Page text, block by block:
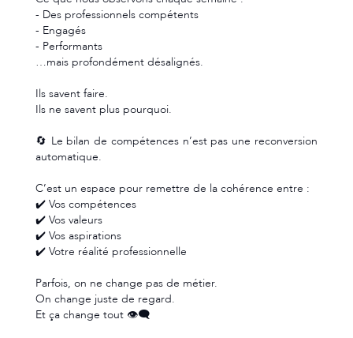
- Des professionnels compétents
- Engagés
- Performants
…mais profondément désalignés.
Ils savent faire.
Ils ne savent plus pourquoi.
🔄 Le bilan de compétences n’est pas une reconversion
automatique.
C’est un espace pour remettre de la cohérence entre :
✔️ Vos compétences
✔️ Vos valeurs
✔️ Vos aspirations
✔️ Votre réalité professionnelle
Parfois, on ne change pas de métier.
On change juste de regard.
Et ça change tout 👁️‍🗨️